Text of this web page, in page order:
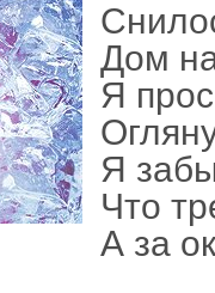
Дом
Я
Я
Что
А за